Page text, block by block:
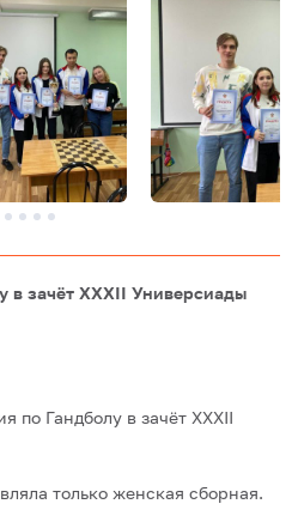
в зачёт XXXII Универсиады
по Гандболу в зачёт XXXII
только женская сборная.